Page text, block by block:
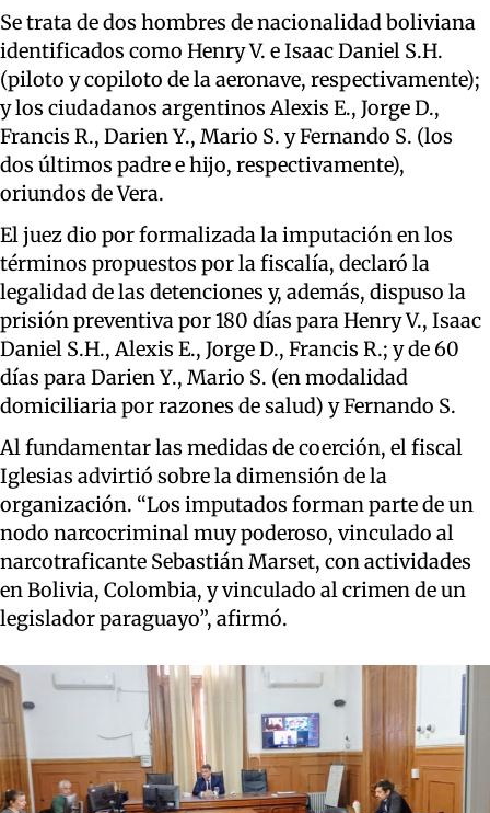
Se trata de dos hombres de nacionalidad boliviana
identificados como Henry V. e Isaac Daniel S.H.
(piloto y copiloto de la aeronave, respectivamente);
y los ciudadanos argentinos Alexis E., Jorge D.,
Francis R., Darien Y., Mario S. y Fernando S. (los
dos últimos padre e hijo, respectivamente),
oriundos de Vera.
El juez dio por formalizada la imputación en los
términos propuestos por la fiscalía, declaró la
legalidad de las detenciones y, además, dispuso la
prisión preventiva por 180 días para Henry V., Isaac
Daniel S.H., Alexis E., Jorge D., Francis R.; y de 60
días para Darien Y., Mario S. (en modalidad
domiciliaria por razones de salud) y Fernando S.
Al fundamentar las medidas de coerción, el fiscal
Iglesias advirtió sobre la dimensión de la
organización. “Los imputados forman parte de un
nodo narcocriminal muy poderoso, vinculado al
narcotraficante Sebastián Marset, con actividades
en Bolivia, Colombia, y vinculado al crimen de un
legislador paraguayo”, afirmó.